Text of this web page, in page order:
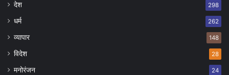
देश 298
धर्म 262
व्यापार 148
विदेश 28
मनोरंजन 24